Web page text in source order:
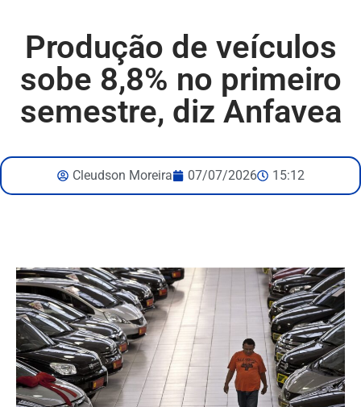
Produção de veículos
sobe 8,8% no primeiro
semestre, diz Anfavea
Cleudson Moreira 07/07/2026 15:12